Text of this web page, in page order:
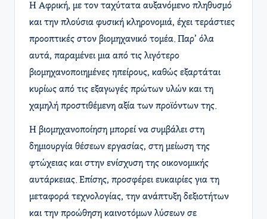
Η Αφρική, με τον ταχύτατα αυξανόμενο πληθυσμό
και την πλούσια φυσική κληρονομιά, έχει τεράστιες
προοπτικές στον βιομηχανικό τομέα. Παρ’ όλα
αυτά, παραμένει μια από τις λιγότερο
βιομηχανοποιημένες ηπείρους, καθώς εξαρτάται
κυρίως από τις εξαγωγές πρώτων υλών και τη
χαμηλή προστιθέμενη αξία των προϊόντων της.
Η βιομηχανοποίηση μπορεί να συμβάλει στη
δημιουργία θέσεων εργασίας, στη μείωση της
φτώχειας και στην ενίσχυση της οικονομικής
αυτάρκειας. Επίσης, προσφέρει ευκαιρίες για τη
μεταφορά τεχνολογίας, την ανάπτυξη δεξιοτήτων
και την προώθηση καινοτόμων λύσεων σε